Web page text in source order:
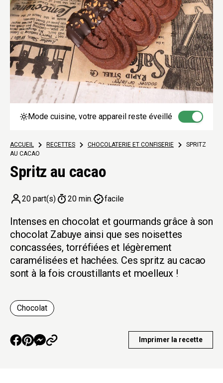
Mode cuisine, votre appareil reste éveillé
ACCUEIL > RECETTES > CHOCOLATERIE ET CONFISERIE >
SPRITZ
AU CACAO
Spritz au cacao
20 part(s) 20 min. facile
Intenses en chocolat et gourmands grâce à son
chocolat Zabuye ainsi que ses noisettes
concassées, torréfiées et légèrement
caramélisées et hachées. Ces spritz au cacao
sont à la fois croustillants et moelleux !
Chocolat
Imprimer la recette